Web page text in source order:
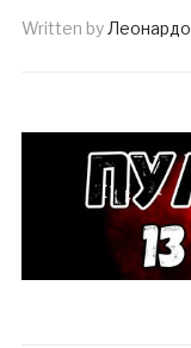
Written byЛеонардо